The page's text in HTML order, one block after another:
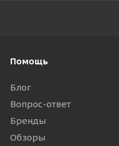
Помощь
Блог
Вопрос-ответ
Бренды
Обзоры